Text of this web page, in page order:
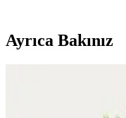
Ayrıca Bakınız
Gül Mayası Nedir
Hakkında Güncel